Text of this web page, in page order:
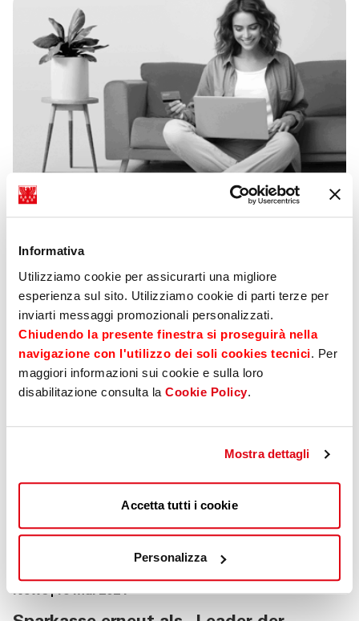
Informativa
Utilizziamo cookie per assicurarti una migliore
esperienza sul sito. Utilizziamo cookie di parti terze per
inviarti messaggi promozionali personalizzati.
Chiudendo la presente finestra si proseguirà nella
navigazione con l'utilizzo dei soli cookies tecnici. Per
maggiori informazioni sui cookie e sulla loro
disabilitazione consulta la Cookie Policy.
Mostra dettagli
Accetta tutti i cookie
Personalizza
Verbraucherzentrale warnen vor
Betrugsmaschen
News 16 Mai 2024